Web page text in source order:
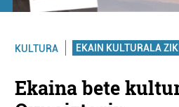
KULTURA EKAIN KULTURALA
Ekaina bete